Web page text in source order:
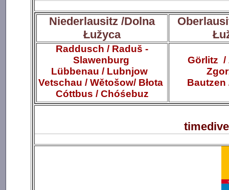
Niederlausitz /Dolna
Łužyca
Raddusch / Raduš -
Slawenburg
Lübbenau / Lubnjow
Vetschau / Wětošow/ Błota
Cóttbus / Chóśebuz
Görlitz /
Bautzen